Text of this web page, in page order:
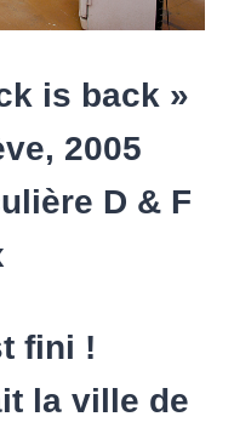
is back »
2005
D & F
fini !
la ville de